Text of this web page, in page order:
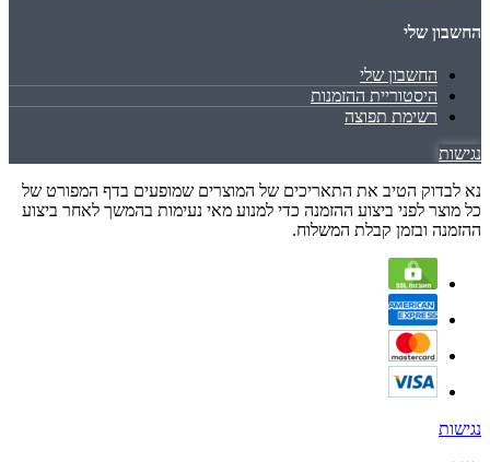
החשבון שלי
החשבון שלי
היסטוריית ההזמנות
רשימת תפוצה
נגישות
נא לבדוק הטיב את התאריכים של המוצרים שמופעים בדף המפורט של
כל מוצר לפני ביצוע ההזמנה כדי למנוע מאי נעימות בהמשך לאחר ביצוע
ההזמנה ובזמן קבלת המשלוח.
נגישות